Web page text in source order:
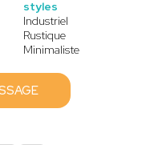
styles
Industriel
Rustique
Minimaliste